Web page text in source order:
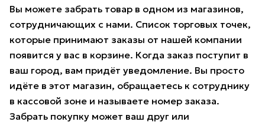
Вы можете забрать товар в одном из магазинов,
сотрудничающих с нами. Список торговых точек,
которые принимают заказы от нашей компании
появится у вас в корзине. Когда заказ поступит в
ваш город, вам придёт уведомление. Вы просто
идёте в этот магазин, обращаетесь к сотруднику
в кассовой зоне и называете номер заказа.
Забрать покупку может ваш друг или